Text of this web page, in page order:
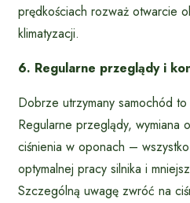
prędkościach rozważ otwarcie
klimatyzacji.
6. Regularne przeglądy i
Dobrze utrzymany samochód
Regularne przeglądy, wymiana
ciśnienia w oponach –
optymalnej pracy silnika i
Szczególną uwagę zwróć na